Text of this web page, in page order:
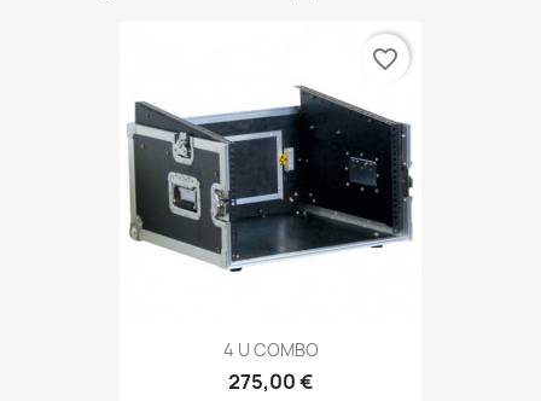
4 U COMBO
275,00 €
favorite_border